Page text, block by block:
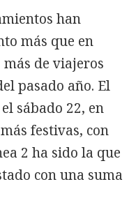
han
más que en
de viajeros
pasado año. El
sábado 22, en
festivas, con
2 ha sido la que
con una suma